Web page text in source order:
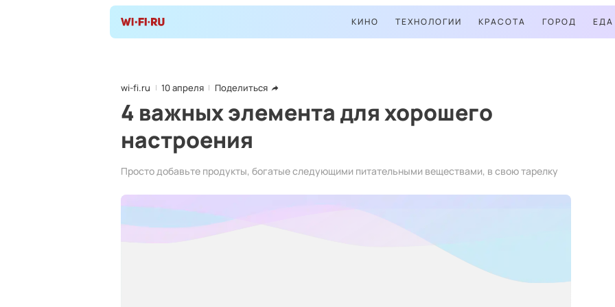
КИНО ТЕХНОЛОГИИ КРАСОТА ГОРОД ЕДА
wi-fi.ru 10 апреля Поделиться
4 важных элемента для хорошего
настроения
Просто добавьте продукты, богатые следующими питательными веществами, в свою тарелку